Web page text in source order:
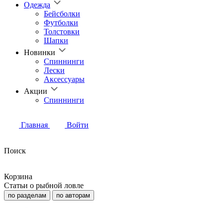
Одежда
Бейсболки
Футболки
Толстовки
Шапки
Новинки
Спиннинги
Лески
Аксессуары
Акции
Спиннинги
Главная Войти
Поиск
Корзина
Статьи о рыбной ловле
по разделам по авторам